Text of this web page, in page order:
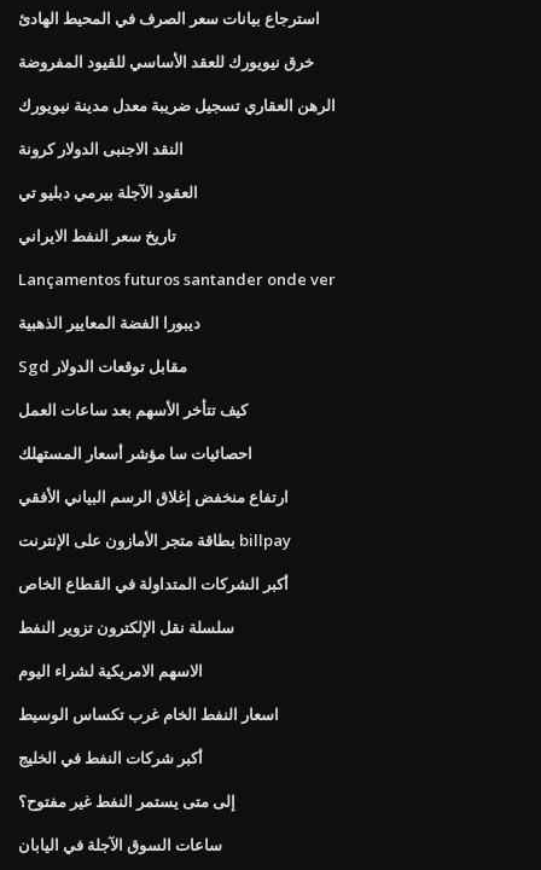
استرجاع بيانات سعر الصرف في المحيط الهادئ
خرق نيويورك للعقد الأساسي للقيود المفروضة
الرهن العقاري تسجيل ضريبة معدل مدينة نيويورك
النقد الاجنبى الدولار كرونة
العقود الآجلة بيرمي دبليو تي
تاريخ سعر النفط الايراني
Lançamentos futuros santander onde ver
ديبورا الفضة المعايير الذهبية
Sgd مقابل توقعات الدولار
كيف تتأخر الأسهم بعد ساعات العمل
احصائيات سا مؤشر أسعار المستهلك
ارتفاع منخفض إغلاق الرسم البياني الأفقي
بطاقة متجر الأمازون على الإنترنت billpay
أكبر الشركات المتداولة في القطاع الخاص
سلسلة نقل الإلكترون تزوير النفط
الاسهم الامريكية لشراء اليوم
اسعار النفط الخام غرب تكساس الوسيط
أكبر شركات النفط في الخليج
إلى متى يستمر النفط غير مفتوح؟
ساعات السوق الآجلة في اليابان